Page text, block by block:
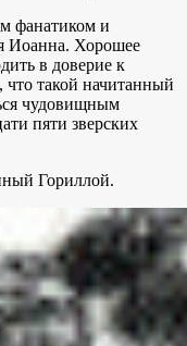
фанатиком и
Иоанна. Хорошее
в доверие к
такой начитанный
чудовищным
пяти зверских
Гориллой.